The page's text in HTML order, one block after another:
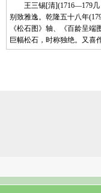
王三锡[清](1716—179几
别致雅逸。乾隆五十八年
《松石图》轴、《百龄呈
巨幅松石，时称独绝。又